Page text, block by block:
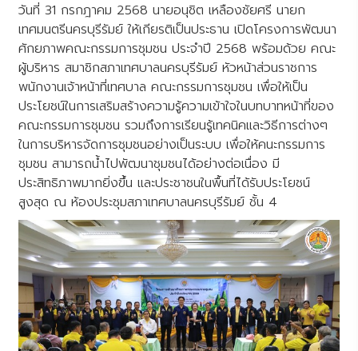
วันที่ 31 กรกฎาคม 2568 นายอนุชิต เหลืองชัยศรี นายก
เทศมนตรีนครบุรีรัมย์ ให้เกียรติเป็นประธาน เปิดโครงการพัฒนา
ศักยภาพคณะกรรมการชุมชน ประจำปี 2568 พร้อมด้วย คณะ
ผู้บริหาร สมาชิกสภาเทศบาลนครบุรีรัมย์ หัวหน้าส่วนราชการ
พนักงานเจ้าหน้าที่เทศบาล คณะกรรมการชุมชน เพื่อให้เป็น
ประโยชน์ในการเสริมสร้างความรู้ความเข้าใจในบทบาทหน้าที่ของ
คณะกรรมการชุมชน รวมถึงการเรียนรู้เทคนิคและวิธีการต่างๆ
ในการบริหารจัดการชุมชนอย่างเป็นระบบ เพื่อให้คนะกรรมการ
ชุมชน สามารถน้ำไปพัฒนาชุมชนได้อย่างต่อเนื่อง มี
ประสิทธิภาพมากยิ่งขึ้น และประชาชนในพื้นที่ได้รับประโยชน์
สูงสุด ณ ห้องประชุมสภาเทศบาลนครบุรีรัมย์ ชั้น 4